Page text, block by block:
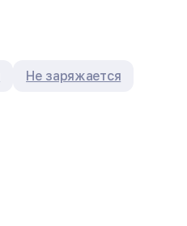
Не заряжается